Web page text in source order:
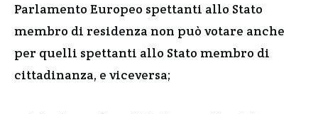
Parlamento Europeo spettanti allo Stato
membro di residenza non può votare anche
per quelli spettanti allo Stato membro di
cittadinanza, e viceversa;